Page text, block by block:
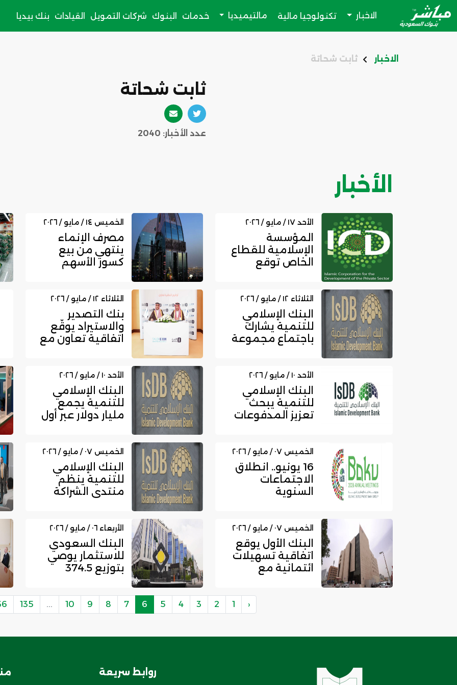
الاخبار تكنولوجيا مالية مالتيميديا خدمات البنوك شركات التمويل القيادات بنك بيديا
الاخبار ثابت شحاتة
ثابت شحاتة
عدد الأخبار: 2040
الأخبار
الأحد ١٧ / مايو / ٢٠٢٦
المؤسسة
الإسلامية للقطاع
الخاص توقع
التركي...
الخميس ١٤ / مايو / ٢٠٢٦
مصرف الإنماء
ينتهي من بيع
كسور الأسهم
الثلاثاء ١٢ / مايو / ٢٠٢٦
البنك الإسلامي
للتنمية يشارك
باجتماع مجموعة
الثلاثاء ١٢ / مايو / ٢٠٢٦
بنك التصدير
والاستيراد يوقّع
اتفاقية تعاون مع
الأحد ١٠ / مايو / ٢٠٢٦
البنك الإسلامي
للتنمية يبحث
تعزيز المدفوعات
الأحد ١٠ / مايو / ٢٠٢٦
البنك الإسلامي
للتنمية يجمع
مليار دولار عبر أول
الخميس ٠٧ / مايو / ٢٠٢٦
16 يونيو.. انطلاق
الاجتماعات
السنوية
لع...
الخميس ٠٧ / مايو / ٢٠٢٦
البنك الإسلامي
للتنمية ينظم
منتدى الشراكة
الخميس ٠٧ / مايو / ٢٠٢٦
البنك الأول يوقع
اتفاقية تسهيلات
ائتمانية مع
الأربعاء ٠٦ / مايو / ٢٠٢٦
البنك السعودي
للاستثمار يوصي
بتوزيع 374.5
رأس المال...
‹
1
2
3
4
5
6
7
8
9
10
...
135
روابط سريعة